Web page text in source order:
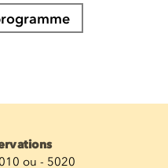
ou - 5020